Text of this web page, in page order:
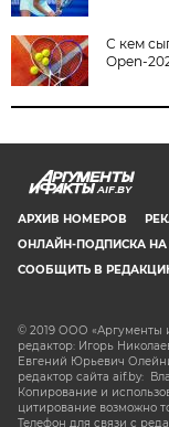
С кем
Open-
AIF.BY
АРХИВ НОМЕРОВ
ОНЛАЙН-ПОДПИСКА
СООБЩИТЬ В
© 2019 ООО «Аргументы
редактор: Игорь
Евгений Юрьевич
редактор сайта aif.by:
Копирование и
цитирование возможно
Телефон для связи с